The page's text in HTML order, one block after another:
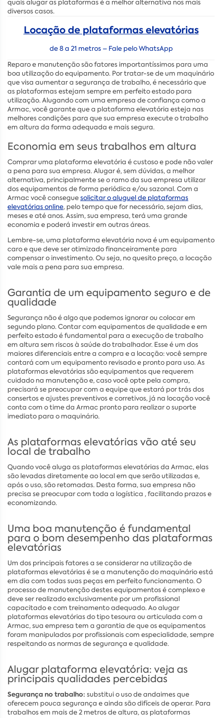
quais alugar as plataformas é a melhor alternativa nos mais
diversos casos.
Locação de plataformas elevatórias
de 8 a 21 metros – Fale pelo WhatsApp
Reparo e manutenção são fatores importantíssimos para uma
boa utilização do equipamento. Por tratar-se de um maquinário
que visa aumentar a segurança de trabalho, é necessário que
as plataformas estejam sempre em perfeito estado para
utilização. Alugando com uma empresa de confiança como a
Armac, você garante que a plataforma elevatória esteja nas
melhores condições para que sua empresa execute o trabalho
em altura da forma adequada e mais segura.
Economia em seus trabalhos em altura
Comprar uma plataforma elevatória é custoso e pode não valer
a pena para sua empresa. Alugar é, sem dúvidas, a melhor
alternativa, principalmente se o ramo da sua empresa utilizar
dos equipamentos de forma periódica e/ou sazonal. Com a
Armac você conseguesolicitar o aluguel de plataformas
elevatórias online, pelo tempo que for necessário, sejam dias,
meses e até anos. Assim, sua empresa, terá uma grande
economia e poderá investir em outras áreas.
Lembre-se, uma plataforma elevatória nova é um equipamento
caro e que deve ser otimizado financeiramente para
compensar o investimento. Ou seja, no quesito preço, a locação
vale mais a pena para sua empresa.
Garantia de um equipamento seguro e de
qualidade
Segurança não é algo que podemos ignorar ou colocar em
segundo plano. Contar com equipamentos de qualidade e em
perfeito estado é fundamental para a execução de trabalho
em altura sem riscos à saúde do trabalhador. Esse é um dos
maiores diferenciais entre a compra e a locação: você sempre
contará com um equipamento revisado e pronto para uso. As
plataformas elevatórias são equipamentos que requerem
cuidado na manutenção e, caso você opte pela compra,
precisará se preocupar com a equipe que estará por trás dos
consertos e ajustes preventivos e corretivos, já na locação você
conta com o time da Armac pronto para realizar o suporte
imediato para o maquinário.
As plataformas elevatórias vão até seu
local de trabalho
Quando você aluga as plataformas elevatórias da Armac, elas
são levadas diretamente ao local em que serão utilizadas e,
após o uso, são retomadas. Desta forma, sua empresa não
precisa se preocupar com toda a logística , facilitando prazos e
economizando.
Uma boa manutenção é fundamental
para o bom desempenho das plataformas
elevatórias
Um dos principais fatores a se considerar na utilização de
plataformas elevatórias é se a manutenção do maquinário está
em dia com todas suas peças em perfeito funcionamento. O
processo de manutenção destes equipamentos é complexo e
deve ser realizado exclusivamente por um profissional
capacitado e com treinamento adequado. Ao alugar
plataformas elevatórias do tipo tesoura ou articulada com a
Armac, sua empresa tem a garantia de que os equipamentos
foram manipulados por profissionais com especialidade, sempre
respeitando as normas de segurança e qualidade.
Alugar plataforma elevatória: veja as
principais qualidades percebidas
Segurança no trabalho: substitui o uso de andaimes que
oferecem pouca segurança e ainda são difíceis de operar. Para
trabalhos em mais de 2 metros de altura, as plataformas